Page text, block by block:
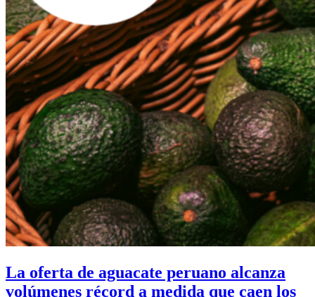
La oferta de aguacate peruano alcanza
volúmenes récord a medida que caen los